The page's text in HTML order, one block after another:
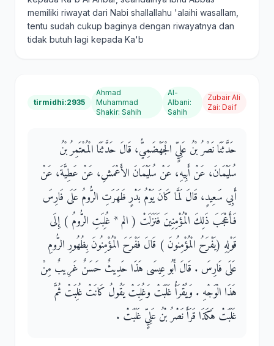
memiliki riwayat dari Nabi shallallahu 'alaihi wasallam,
tentu sudah cukup baginya dengan riwayatnya dan
tidak butuh lagi kepada Ka'b
tirmidhi:2935
Ahmad
Muhammad
Shakir: Sahih
Al-
Albani:
Sahih
Zubair Ali
Zai: Daif
حَدَّثَنَا نَصْرُ بْنُ عَلِيٍّ الْجَهْضَمِيُّ، قَالَ حَدَّثَنَا الْمُعْتَمِرُ بْنُ
سُلَيْمَانَ، عَنْ أَبِيهِ، عَنْ سُلَيْمَانَ الأَعْمَشِ، عَنْ عَطِيَّةَ، عَنْ
أَبِي سَعِيدٍ، قَالَ لَمَّا كَانَ يَوْمُ بَدْرٍ ظَهَرَتِ الرُّومُ عَلَى فَارِسَ
فَأَعْجَبَ ذَلِكَ الْمُؤْمِنِينَ فَنَزَلَتْ ‏(‏ الم * غُلِبَتِ الرُّومُ ‏)‏ إِلَى
قَوْلِهِ ‏(‏يَفْرَحُ الْمُؤْمِنُونَ ‏)‏ قَالَ فَفْرَحَ الْمُؤْمِنُونَ بِظُهُورِ الرُّومِ
عَلَى فَارِسَ ‏.‏ قَالَ أَبُو عِيسَى هَذَا حَدِيثٌ حَسَنٌ غَرِيبٌ مِنْ
هَذَا الْوَجْهِ ‏.‏ وَيُقْرَأُ غَلَبَتْ وَغُلِبَتْ يَقُولُ كَانَتْ غُلِبَتْ ثُمَّ
غَلَبَتْ هَكَذَا قَرَأَ نَصْرُ بْنُ عَلِيٍّ غَلَبَتْ ‏.‏